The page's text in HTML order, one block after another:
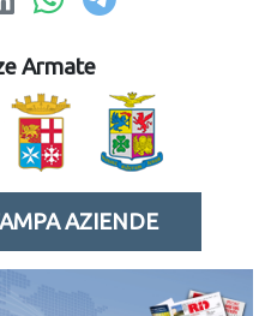
Armate
AZIENDE